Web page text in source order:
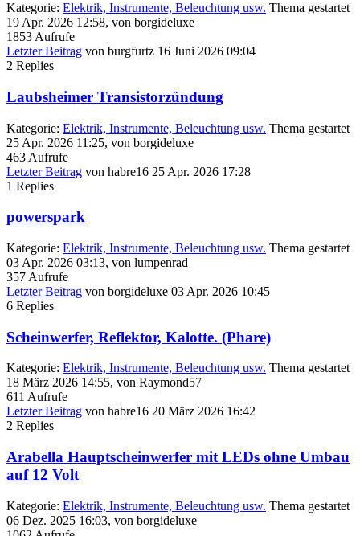
Kategorie: Elektrik, Instrumente, Beleuchtung usw. Thema gestartet
19 Apr. 2026 12:58, von borgideluxe
1853 Aufrufe
Letzter Beitrag von burgfurtz 16 Juni 2026 09:04
2 Replies
Laubsheimer Transistorzündung
Kategorie: Elektrik, Instrumente, Beleuchtung usw. Thema gestartet
25 Apr. 2026 11:25, von borgideluxe
463 Aufrufe
Letzter Beitrag von habre16 25 Apr. 2026 17:28
1 Replies
powerspark
Kategorie: Elektrik, Instrumente, Beleuchtung usw. Thema gestartet
03 Apr. 2026 03:13, von lumpenrad
357 Aufrufe
Letzter Beitrag von borgideluxe 03 Apr. 2026 10:45
6 Replies
Scheinwerfer, Reflektor, Kalotte. (Phare)
Kategorie: Elektrik, Instrumente, Beleuchtung usw. Thema gestartet
18 März 2026 14:55, von Raymond57
611 Aufrufe
Letzter Beitrag von habre16 20 März 2026 16:42
2 Replies
Arabella Hauptscheinwerfer mit LEDs ohne Umbau
auf 12 Volt
Kategorie: Elektrik, Instrumente, Beleuchtung usw. Thema gestartet
06 Dez. 2025 16:03, von borgideluxe